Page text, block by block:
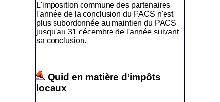
L'imposition commune des partenaires
l'année de la conclusion du PACS n'est
plus subordonnée au maintien du PACS
jusqu'au 31 décembre de l'année suivant
sa conclusion.
Quid en matière d’impôts
locaux